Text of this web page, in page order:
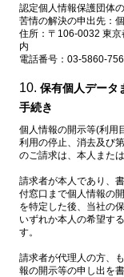
認定個人情報保護団体
苦情の解決の申出先：
住所：〒106-0032 東
内
電話番号：03-5860-
保有個人データ
手続き
個人情報の開示等(利用
利用の停止、消去及び
のご請求は、本人また
請求者が本人であり、
付窓口まで個人情報の
を特定した後、当社の
いずれか本人の希望す
す。
請求者が代理人の方、
報の開示等の申し出を